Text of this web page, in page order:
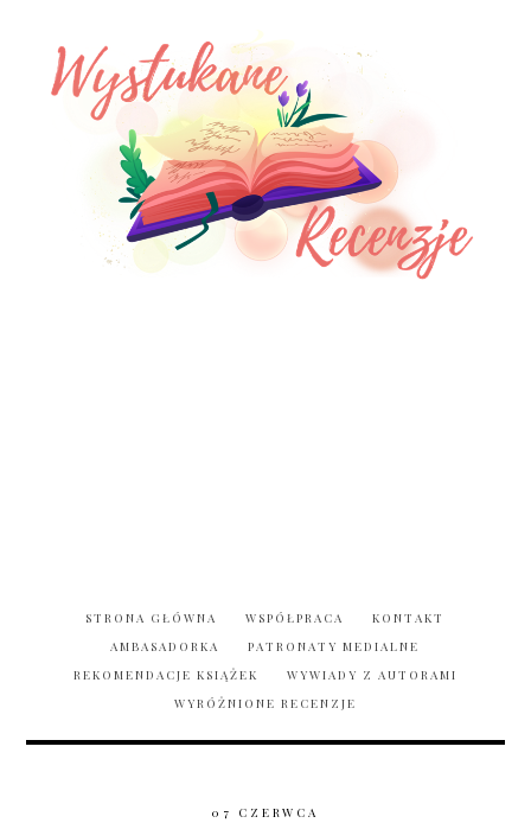
STRONA GŁÓWNA WSPÓŁPRACA
KONTAKT
AMBASADORKA
PATRONATY MEDIALNE
REKOMENDACJE KSIĄŻEK
WYWIADY Z AUTORAMI
WYRÓŻNIONE RECENZJE
07 CZERWCA